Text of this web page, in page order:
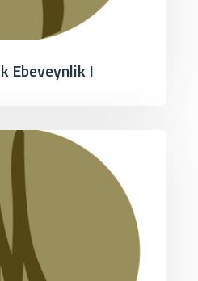
Ebeveynlik I